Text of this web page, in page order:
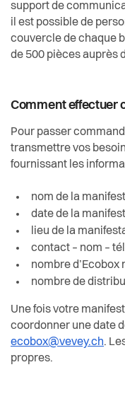
support de
il est possible de
couvercle de chaque
de 500 pièces auprès
Comment effectuer
Pour passer
transmettre vos
fournissant les
nom de la
date de la
lieu de la
contact – nom –
nombre d’Ecobox
nombre de
Une fois votre
coordonner une date
ecobox@vevey.ch.
propres.